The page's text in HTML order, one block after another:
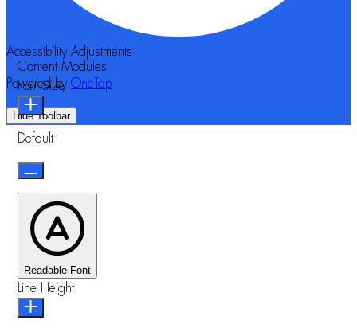
Accessibility Adjustments
Powered by OneTap
Hide Toolbar
Content Modules
Font Size
Default
Readable Font
Line Height